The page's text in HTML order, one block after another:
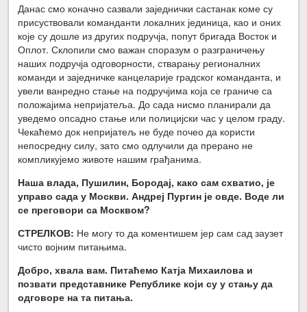
Данас смо коначно сазвали заједнички састанак коме су
присуствовали команданти локалних јединица, као и оних
које су дошле из других подручја, попут бригада Восток и
Оплот. Склопили смо важан споразум о разграничењу
наших подручја одговорности, стварању регионалних
команди и заједничке канцеларије градског команданта, и
увели ванредно стање на подручјима која се граниче са
положајима непријатеља. До сада нисмо планирали да
уведемо опсадно стање или полицијски час у целом граду.
Чекаћемо док непријатељ не буде почео да користи
непосредну силу, зато смо одлучили да прерано не
компликујемо животе нашим грађанима.
Наша влада, Пушилин, Бородај, како сам схватио, је
управо сада у Москви. Андреј Пургин је овде. Воде ли
се преговори са Москвом?
СТРЕЛКОВ: Не могу то да коментишем јер сам сад заузет
чисто војним питањима.
Добро, хвала вам. Питаћемо Катја Михаилова и
позвати представнике Републике који су у стању да
одговоре на та питања.